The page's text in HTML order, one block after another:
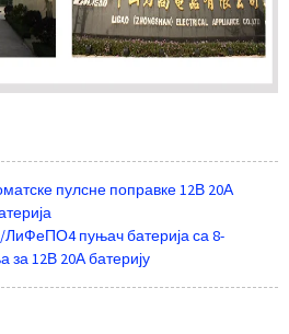
пулсне поправке 12В 20А
ЛиФеПО4 пуњач батерија са 8-
12В 20А батерију